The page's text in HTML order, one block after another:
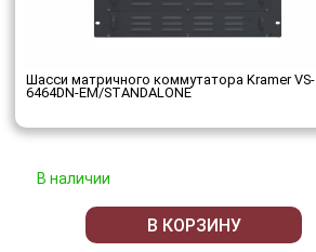
Шасси матричного коммутатора Kramer VS-
6464DN-EM/STANDALONE
В наличии
В КОРЗИНУ